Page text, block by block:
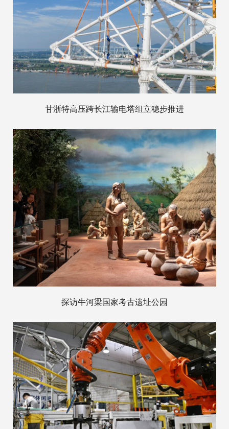
甘浙特高压跨长江输电塔组立稳步推进
探访牛河梁国家考古遗址公园